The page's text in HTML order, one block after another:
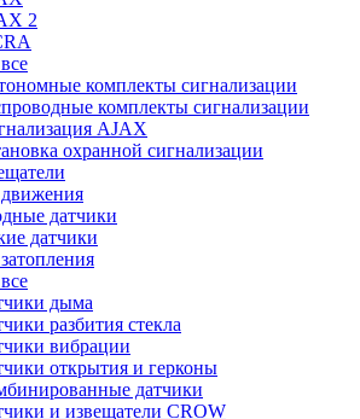
2
комплекты сигнализации
комплекты сигнализации
AJAX
охранной сигнализации
датчики
датчики
дыма
разбития стекла
вибрации
открытия и герконы
датчики
и извещатели CROW